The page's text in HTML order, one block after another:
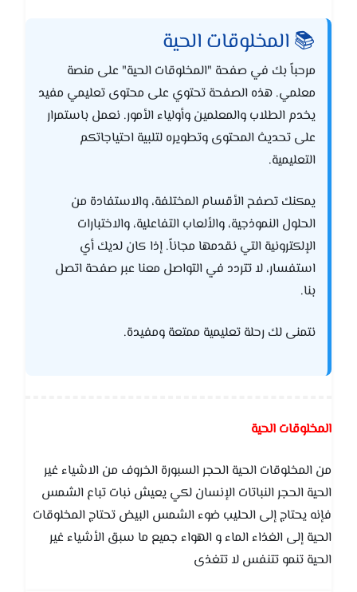
📚 المخلوقات الحية
مرحباً بك في صفحة "المخلوقات الحية" على منصة
معلمي. هذه الصفحة تحتوي على محتوى تعليمي مفيد
يخدم الطلاب والمعلمين وأولياء الأمور. نعمل باستمرار
على تحديث المحتوى وتطويره لتلبية احتياجاتكم
التعليمية.
يمكنك تصفح الأقسام المختلفة، والاستفادة من
الحلول النموذجية، والألعاب التفاعلية، والاختبارات
الإلكترونية التي نقدمها مجاناً. إذا كان لديك أي
استفسار، لا تتردد في التواصل معنا عبر صفحة اتصل
بنا.
نتمنى لك رحلة تعليمية ممتعة ومفيدة.
المخلوقات الحية
من المخلوقات الحية الحجر السبورة الخروف من الاشياء غير
الحية الحجر النباتات الإنسان لكي يعيش نبات تباع الشمس
فإنه يحتاج إلى الحليب ضوء الشمس البيض تحتاج المخلوقات
الحية إلى الغذاء الماء و الهواء جميع ما سبق الأشياء غير
الحية تنمو تتنفس لا تتغذى